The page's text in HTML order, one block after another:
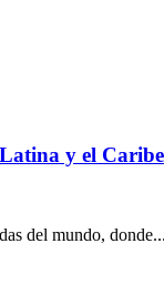
y el Caribe
del mundo, donde...